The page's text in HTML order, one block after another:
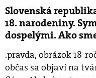
Slovenská
18. narodeniny.
dospelými. Ako
.pravda, obrázok 18-
občas sa objaví na